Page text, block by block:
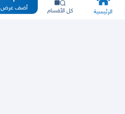
الرئيسية كل الأقسام أضف عرض